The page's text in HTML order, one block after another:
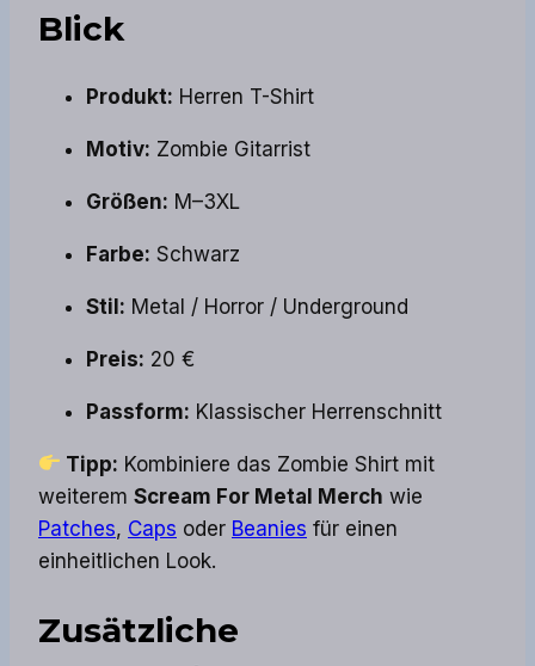
Blick
Produkt: Herren T-Shirt
Motiv: Zombie Gitarrist
Größen: M–3XL
Farbe: Schwarz
Stil: Metal / Horror / Underground
Preis: 20 €
Passform: Klassischer Herrenschnitt
Tipp: Kombiniere das Zombie Shirt mit
weiterem Scream For Metal Merch wie
Patches, Caps oder Beanies für einen
einheitlichen Look.
Zusätzliche